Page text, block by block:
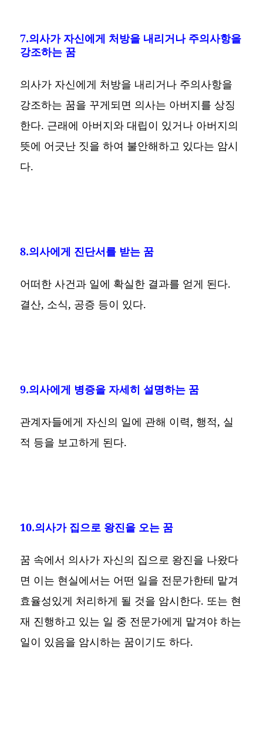
7.의사가 자신에게 처방을 내리거나 주의사항을
강조하는 꿈
의사가 자신에게 처방을 내리거나 주의사항을
강조하는 꿈을 꾸게되면 의사는 아버지를 상징
한다. 근래에 아버지와 대립이 있거나 아버지의
뜻에 어긋난 짓을 하여 불안해하고 있다는 암시
다.
8.의사에게 진단서를 받는 꿈
어떠한 사건과 일에 확실한 결과를 얻게 된다.
결산, 소식, 공증 등이 있다.
9.의사에게 병증을 자세히 설명하는 꿈
관계자들에게 자신의 일에 관해 이력, 행적, 실
적 등을 보고하게 된다.
10.의사가 집으로 왕진을 오는 꿈
꿈 속에서 의사가 자신의 집으로 왕진을 나왔다
면 이는 현실에서는 어떤 일을 전문가한테 맡겨
효율성있게 처리하게 될 것을 암시한다. 또는 현
재 진행하고 있는 일 중 전문가에게 맡겨야 하는
일이 있음을 암시하는 꿈이기도 하다.